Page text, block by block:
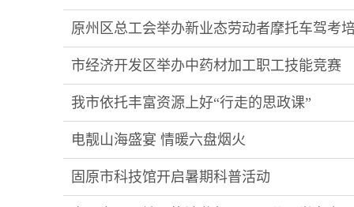
原州区总工会举办新业态劳动者摩托车驾考
市经济开发区举办中药材加工职工技能竞赛
我市依托丰富资源上好“行走的思政课”
电靓山海盛宴 情暖六盘烟火
固原市科技馆开启暑期科普活动